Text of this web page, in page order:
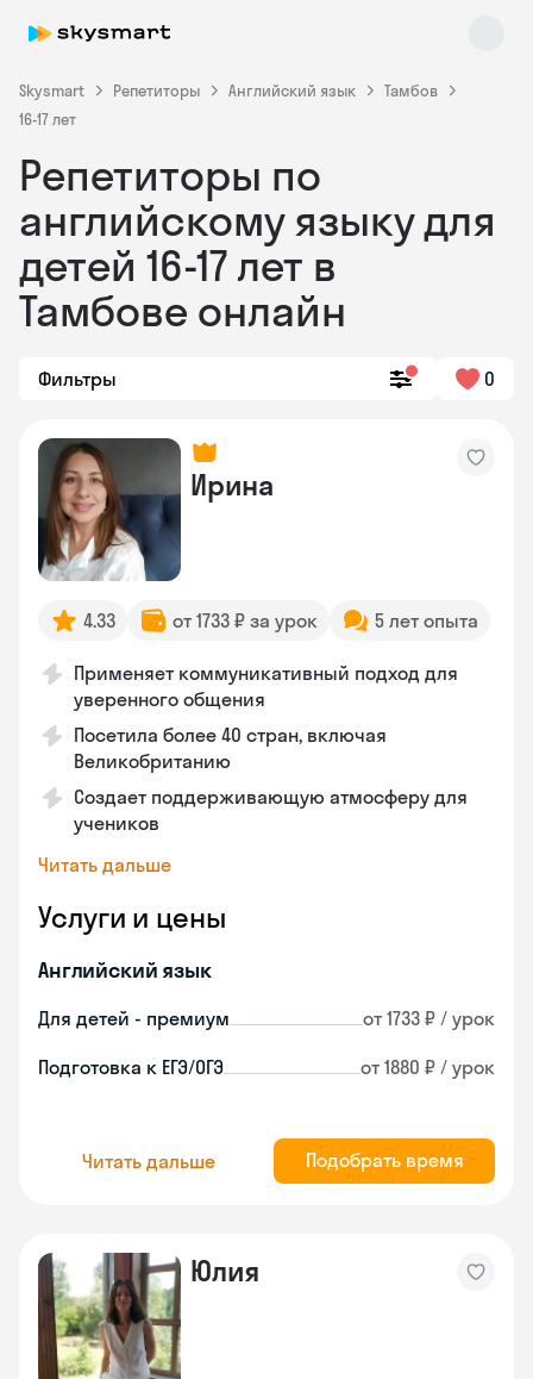
Skysmart Репетиторы Английский язык
Тамбов
16-17 лет
Репетиторы по
английскому языку для
детей 16-17 лет в
Тамбове онлайн
Фильтры 0
Ирина
4.33 от 1733 ₽ за урок 5 лет опыта
Применяет коммуникативный подход для
уверенного общения
Посетила более 40 стран, включая
Великобританию
Создает поддерживающую атмосферу для
учеников
Читать дальше
Услуги и цены
Английский язык
Для детей - премиум от 1733 ₽ / урок
Подготовка к ЕГЭ/ОГЭ от 1880 ₽ / урок
Читать дальше Подобрать время
Юлия
Skysmart Chat